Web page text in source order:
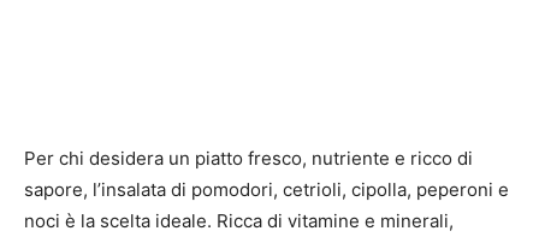
Per chi desidera un piatto fresco, nutriente e ricco di
sapore, l’insalata di pomodori, cetrioli, cipolla, peperoni e
noci è la scelta ideale. Ricca di vitamine e minerali,